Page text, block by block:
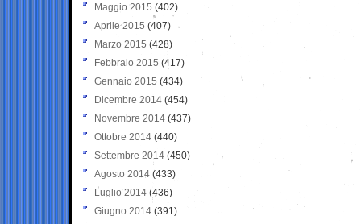
Maggio 2015 (402)
Aprile 2015 (407)
Marzo 2015 (428)
Febbraio 2015 (417)
Gennaio 2015 (434)
Dicembre 2014 (454)
Novembre 2014 (437)
Ottobre 2014 (440)
Settembre 2014 (450)
Agosto 2014 (433)
Luglio 2014 (436)
Giugno 2014 (391)